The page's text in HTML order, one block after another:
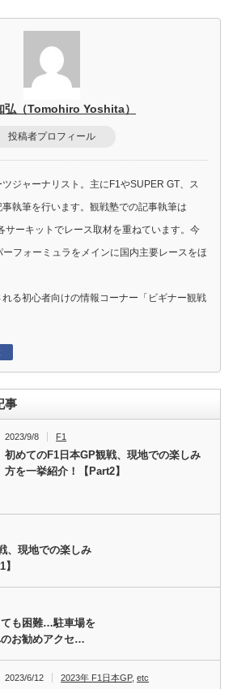
弘（Tomohiro Yoshita）
投稿者プロフィール
ジャーナリスト。主にF1やSUPER GT、ス
執筆を行います。観戦塾での記事執筆は
サーキットでレース取材を重ねています。今
フォーミュラをメインに国内主要レースをほ
る初心者向けの情報コーナー「ビギナー観戦
事
2023/9/8 F1
初めてのF1日本GP観戦、現地での楽しみ
方を一挙紹介！【Part2】
、現地での楽しみ
も困難…駐車場を
お勧めアクセ…
2023/6/12 2023年 F1日本GP,etc